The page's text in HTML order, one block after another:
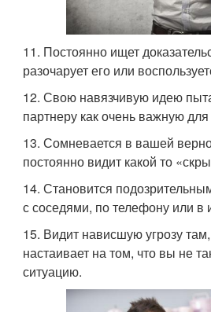
11. Постоянно ищет
разочарует его или
12. Свою навязчивую идею
партнеру как очень важную
13. Сомневается в вашей
постоянно видит какой то
14. Становится
с соседями, по телефону или в
15. Видит нависшую угрозу
настаивает на том, что вы не
ситуацию.